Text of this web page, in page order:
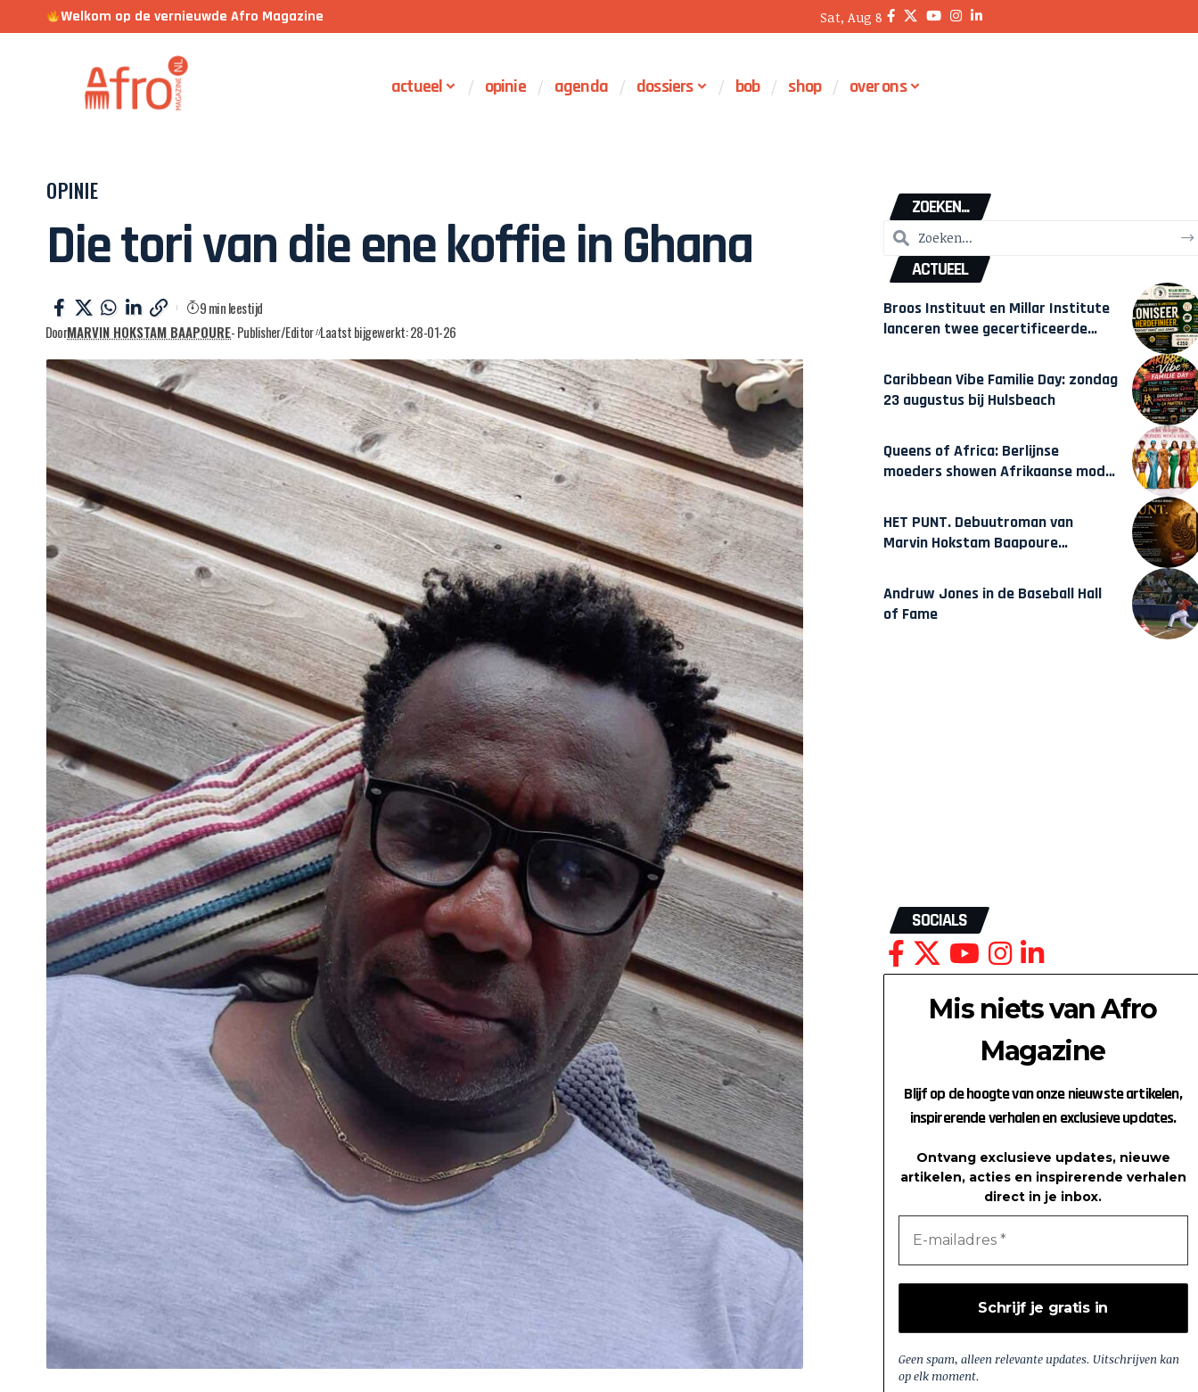
Welkom op de vernieuwde Afro Magazine Sat, Aug 8
actueel opinie agenda dossiers bob shop over ons
OPINIE
Die tori van die ene koffie in Ghana
DoorMARVIN HOKSTAM BAAPOURE- Publisher/Editor Laatst bijgewerkt: 28-01-26
9 min leestijd
ZOEKEN...
ACTUEEL
Broos Instituut en Millar Institute
lanceren twee gecertificeerde
Amsterdam
Caribbean Vibe Familie Day: zondag
23 augustus bij Hulsbeach
Queens of Africa: Berlijnse
moeders showen Afrikaanse mode
HET PUNT. Debuutroman van
Marvin Hokstam Baapoure
Andruw Jones in de Baseball Hall
of Fame
SOCIALS
Mis niets van Afro
Magazine
Blijf op de hoogte van onze nieuwste artikelen,
inspirerende verhalen en exclusieve updates.
Ontvang exclusieve updates, nieuwe
artikelen, acties en inspirerende verhalen
direct in je inbox.
Geen spam, alleen relevante updates. Uitschrijven kan
op elk moment.